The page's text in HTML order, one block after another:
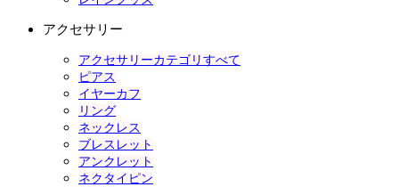
アクセサリー
アクセサリーカテゴリすべて
ピアス
イヤーカフ
リング
ネックレス
ブレスレット
アンクレット
ネクタイピン